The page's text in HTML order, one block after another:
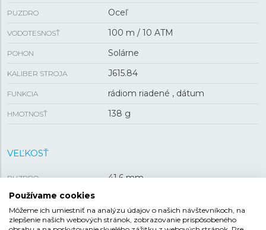
PUZDRO Oceľ
VODOTESNOSŤ 100 m / 10 ATM
POHON Solárne
KALIBER STROJA J615.84
FUNKCIA rádiom riadené , dátum
HMOTNOSŤ 138 g
VEĽKOSŤ
PUZDRO 41,6 mm
HRÚBKA
Používame cookies
Môžeme ich umiestniť na analýzu údajov o našich návštevníkoch, na
zlepšenie našich webových stránok, zobrazovanie prispôsobeného